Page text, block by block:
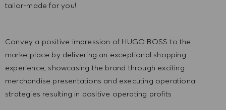
tailor-made for you!
Convey a positive impression of HUGO BOSS to the
marketplace by delivering an exceptional shopping
experience, showcasing the brand through exciting
merchandise presentations and executing operational
strategies resulting in positive operating profits